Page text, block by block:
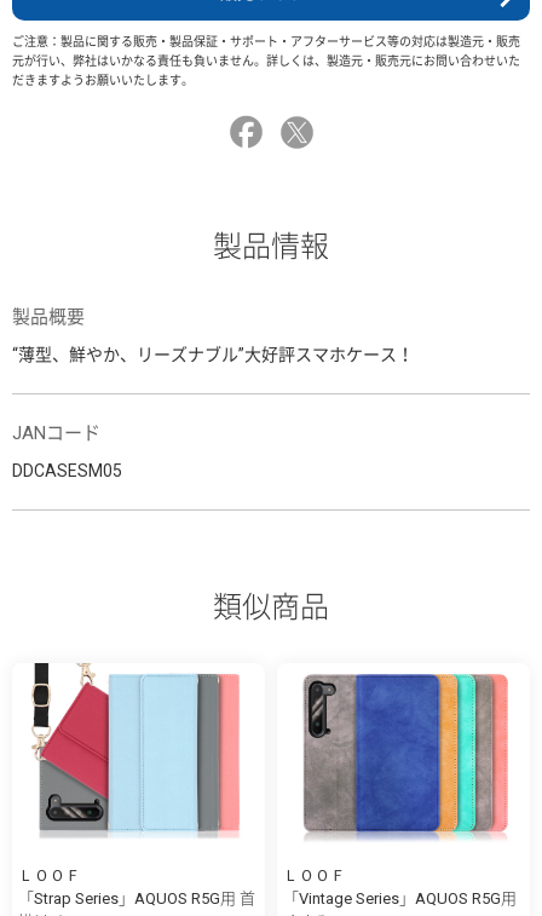
ご注意：製品に関する販売・製品保証・サポート・アフターサービス等の対応は製造元・販売
元が行い、弊社はいかなる責任も負いません。詳しくは、製造元・販売元にお問い合わせいた
だきますようお願いいたします。
製品情報
製品概要
“薄型、鮮やか、リーズナブル”大好評スマホケース！
JANコード
DDCASESM05
類似商品
ＬＯＯＦ
「Strap Series」AQUOS R5G用 首
ＬＯＯＦ
「Vintage Series」AQUOS R5G用